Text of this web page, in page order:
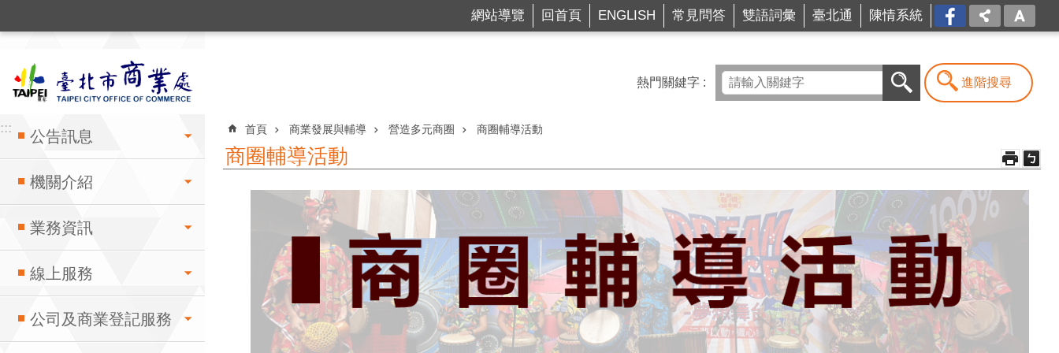
網站導覽 回首頁 ENGLISH 常見問答 雙語詞彙 臺北通 陳情系統 FB
::: 公告訊息
機關介紹
業務資訊
線上服務
公司及商業登記服務
熱門關鍵字 進階搜尋
:::
首頁 商業發展與輔導 營造多元商圈 商圈輔導活動
商圈輔導活動